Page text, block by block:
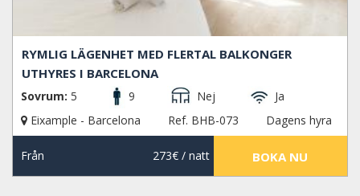
RYMLIG LÄGENHET MED FLERTAL BALKONGER
UTHYRES I BARCELONA
Sovrum: 5 9 Nej
Ja
Eixample - Barcelona
Ref. BHB-073 Dagens hyra
Från 273€/ natt BOKA NU